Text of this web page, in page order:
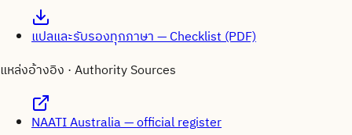
แปลและรับรองทุกภาษา — Checklist (PDF)
แหล่งอ้างอิง · Authority Sources
NAATI Australia — official register